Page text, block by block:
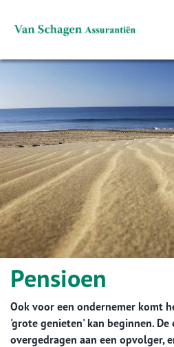
Pensioen
Ook voor een ondernemer komt
'grote genieten' kan beginnen.
overgedragen aan een opvolger,